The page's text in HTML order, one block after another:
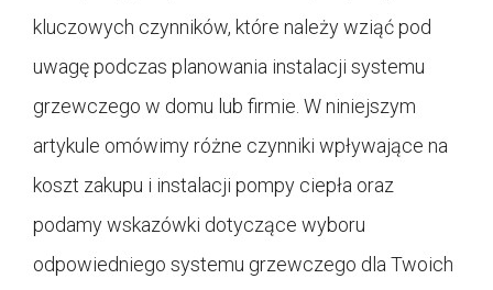
kluczowych czynników, które należy wziąć pod
uwagę podczas planowania instalacji systemu
grzewczego w domu lub firmie. W niniejszym
artykule omówimy różne czynniki wpływające na
koszt zakupu i instalacji pompy ciepła oraz
podamy wskazówki dotyczące wyboru
odpowiedniego systemu grzewczego dla Twoich